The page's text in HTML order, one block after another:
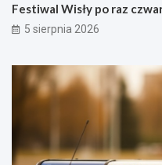
Festiwal Wisły po raz
5 sierpnia 2026